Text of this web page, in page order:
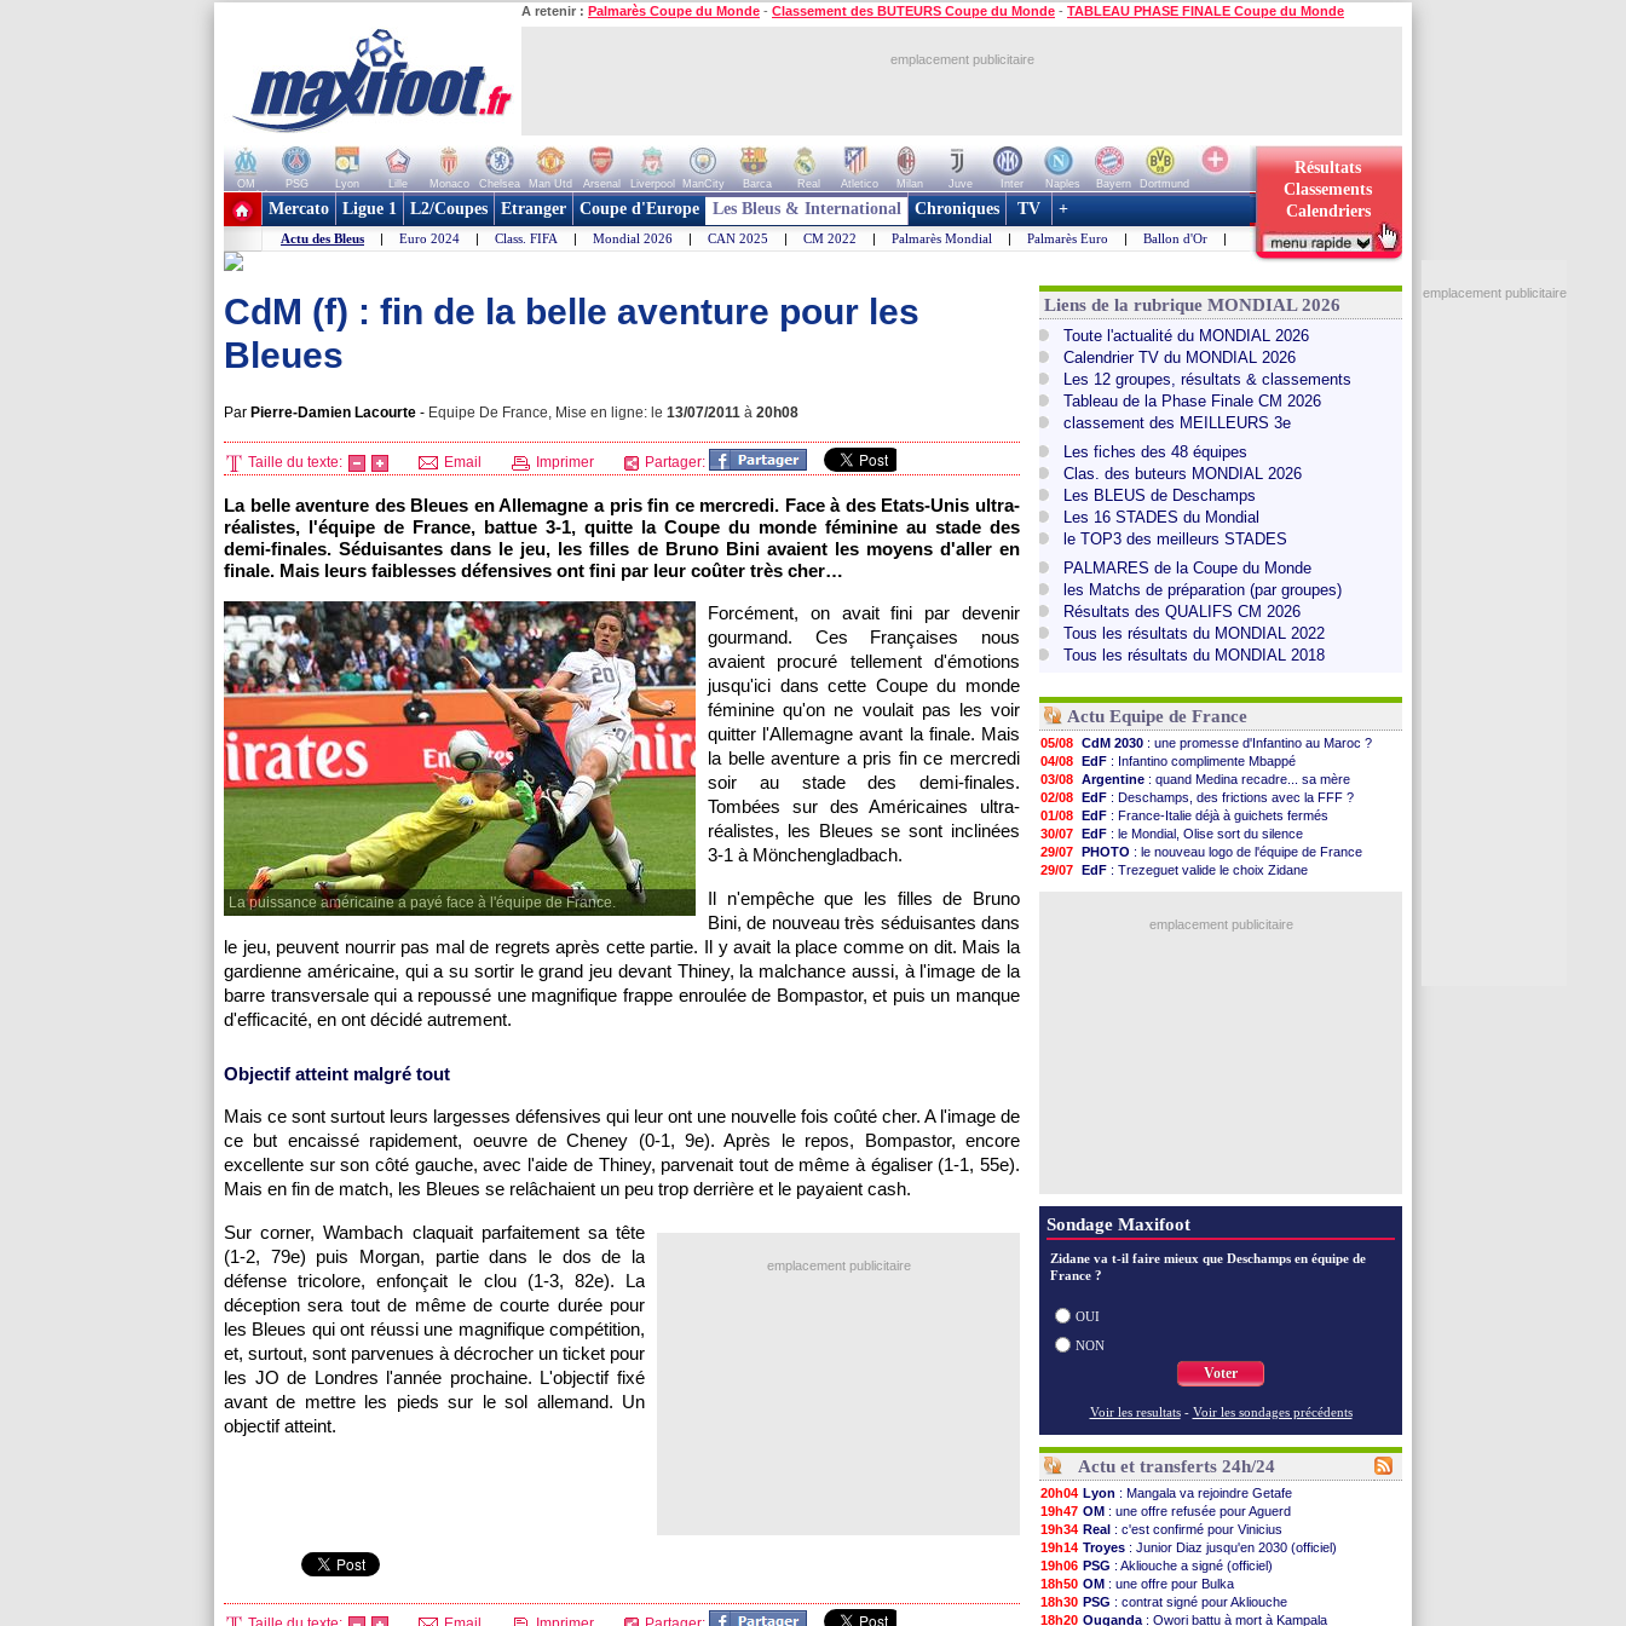
A retenir : Palmarès Coupe du Monde - Classement des BUTEURS Coupe du Monde - TABLEAU PHASE FINALE Coupe du Monde
emplacement publicitaire
OM PSG Lyon Lille Monaco Chelsea Man Utd Arsenal Liverpool ManCity Barca Real Atletico Milan Juve Inter Naples Bayern
Dortmund
+ de clubs
Résultats
Classements
Calendriers
Mercato Ligue 1 L2/Coupes Etranger Coupe d'Europe Les Bleus & International Chroniques TV +
Actu des Bleus | Euro 2024 | Class. FIFA | Mondial 2026 | CAN 2025 | CM 2022 | Palmarès Mondial | Palmarès Euro | Ballon d'Or |
CdM (f) : fin de la belle aventure pour les
Bleues
Par Pierre-Damien Lacourte - Equipe De France, Mise en ligne: le 13/07/2011 à 20h08
Taille du texte: Email Imprimer Partager:
La belle aventure des Bleues en Allemagne a pris fin ce mercredi. Face à des Etats-Unis ultra-
réalistes, l'équipe de France, battue 3-1, quitte la Coupe du monde féminine au stade des
demi-finales. Séduisantes dans le jeu, les filles de Bruno Bini avaient les moyens d'aller en
finale. Mais leurs faiblesses défensives ont fini par leur coûter très cher…
La puissance américaine a payé face à l'équipe de France.
Forcément, on avait fini par devenir
gourmand. Ces Françaises nous
avaient procuré tellement d'émotions
jusqu'ici dans cette Coupe du monde
féminine qu'on ne voulait pas les voir
quitter l'Allemagne avant la finale. Mais
la belle aventure a pris fin ce mercredi
soir au stade des demi-finales.
Tombées sur des Américaines ultra-
réalistes, les Bleues se sont inclinées
3-1 à Mönchengladbach.
Il n'empêche que les filles de Bruno
Bini, de nouveau très séduisantes dans
le jeu, peuvent nourrir pas mal de regrets après cette partie. Il y avait la place comme on dit. Mais la
gardienne américaine, qui a su sortir le grand jeu devant Thiney, la malchance aussi, à l'image de la
barre transversale qui a repoussé une magnifique frappe enroulée de Bompastor, et puis un manque
d'efficacité, en ont décidé autrement.
Objectif atteint malgré tout
Mais ce sont surtout leurs largesses défensives qui leur ont une nouvelle fois coûté cher. A l'image de
ce but encaissé rapidement, oeuvre de Cheney (0-1, 9e). Après le repos, Bompastor, encore
excellente sur son côté gauche, avec l'aide de Thiney, parvenait tout de même à égaliser (1-1, 55e).
Mais en fin de match, les Bleues se relâchaient un peu trop derrière et le payaient cash.
emplacement publicitaire
Sur corner, Wambach claquait parfaitement sa tête
(1-2, 79e) puis Morgan, partie dans le dos de la
défense tricolore, enfonçait le clou (1-3, 82e). La
déception sera tout de même de courte durée pour
les Bleues qui ont réussi une magnifique compétition,
et, surtout, sont parvenues à décrocher un ticket pour
les JO de Londres l'année prochaine. L'objectif fixé
avant de mettre les pieds sur le sol allemand. Un
objectif atteint.
Liens de la rubrique MONDIAL 2026
Toute l'actualité du MONDIAL 2026
Calendrier TV du MONDIAL 2026
Les 12 groupes, résultats & classements
Tableau de la Phase Finale CM 2026
classement des MEILLEURS 3e
Les fiches des 48 équipes
Clas. des buteurs MONDIAL 2026
Les BLEUS de Deschamps
Les 16 STADES du Mondial
le TOP3 des meilleurs STADES
PALMARES de la Coupe du Monde
les Matchs de préparation (par groupes)
Résultats des QUALIFS CM 2026
Tous les résultats du MONDIAL 2022
Tous les résultats du MONDIAL 2018
Actu Equipe de France
05/08 CdM 2030 : une promesse d'Infantino au Maroc ?
04/08 EdF : Infantino complimente Mbappé
03/08 Argentine : quand Medina recadre... sa mère
02/08 EdF : Deschamps, des frictions avec la FFF ?
01/08 EdF : France-Italie déjà à guichets fermés
30/07 EdF : le Mondial, Olise sort du silence
29/07 PHOTO : le nouveau logo de l'équipe de France
29/07 EdF : Trezeguet valide le choix Zidane
: le message de Mbappé à Zidane
emplacement publicitaire
Sondage Maxifoot
Zidane va t-il faire mieux que Deschamps en équipe de
France ?
OUI
NON
Voter
Voir les resultats - Voir les sondages précédents
Actu et transferts 24h/24
20h04 Lyon : Mangala va rejoindre Getafe
19h47 OM : une offre refusée pour Aguerd
19h34 Real : c'est confirmé pour Vinicius
19h14 Troyes : Junior Diaz jusqu'en 2030 (officiel)
19h06 PSG : Akliouche a signé (officiel)
18h50 OM : une offre pour Bulka
18h30 PSG : contrat signé pour Akliouche
18h20 Ouganda : Owori battu à mort à Kampala
emplacement publicitaire